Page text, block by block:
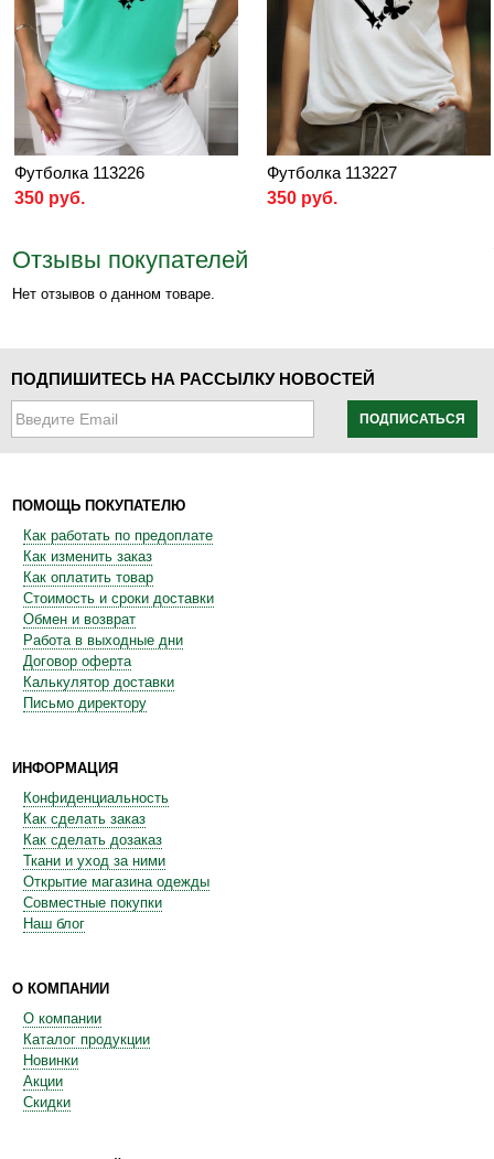
Футболка 113226
350 руб.
Футболка 113227
350 руб.
Отзывы покупателей
Нет отзывов о данном товаре.
ПОДПИШИТЕСЬ НА РАССЫЛКУ НОВОСТЕЙ
ПОДПИСАТЬСЯ
ПОМОЩЬ ПОКУПАТЕЛЮ
Как работать по предоплате
Как изменить заказ
Как оплатить товар
Стоимость и сроки доставки
Обмен и возврат
Работа в выходные дни
Договор оферта
Калькулятор доставки
Письмо директору
ИНФОРМАЦИЯ
Конфиденциальность
Как сделать заказ
Как сделать дозаказ
Ткани и уход за ними
Открытие магазина одежды
Совместные покупки
Наш блог
О КОМПАНИИ
О компании
Каталог продукции
Новинки
Акции
Скидки